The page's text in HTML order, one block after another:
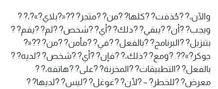
والآن،? ?حُذفت? ?كلها? ?من? ?متجر? ??«?بلاي?»?،? ?
ويجب? ?أن? ?يبقي? ?ذلك? ?أي? ?شخص? ?لم? ?يقم? ?
بتنزيل? ?البرنامج? ?بالفعل? ?في? ?مأمن? ?من? ??«?
جوكر?»??. ?ومع? ?ذلك،? ?فإن? ?أي? ?شخص? ?لديه? ?
بالفعل? ?التطبيقات? ?المخزنة? ?على? ?هاتفه،? ?
معرض? ?للخطر? – ?لأن? ?غوغل? ?ليس? ?لديها? ?